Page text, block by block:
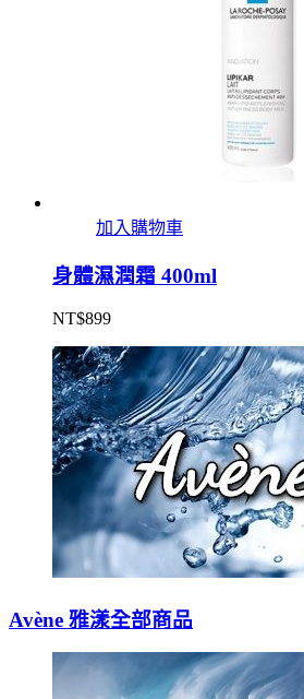
加入購物車
身體濕潤霜 400ml
NT$899
Avène 雅漾全部商品